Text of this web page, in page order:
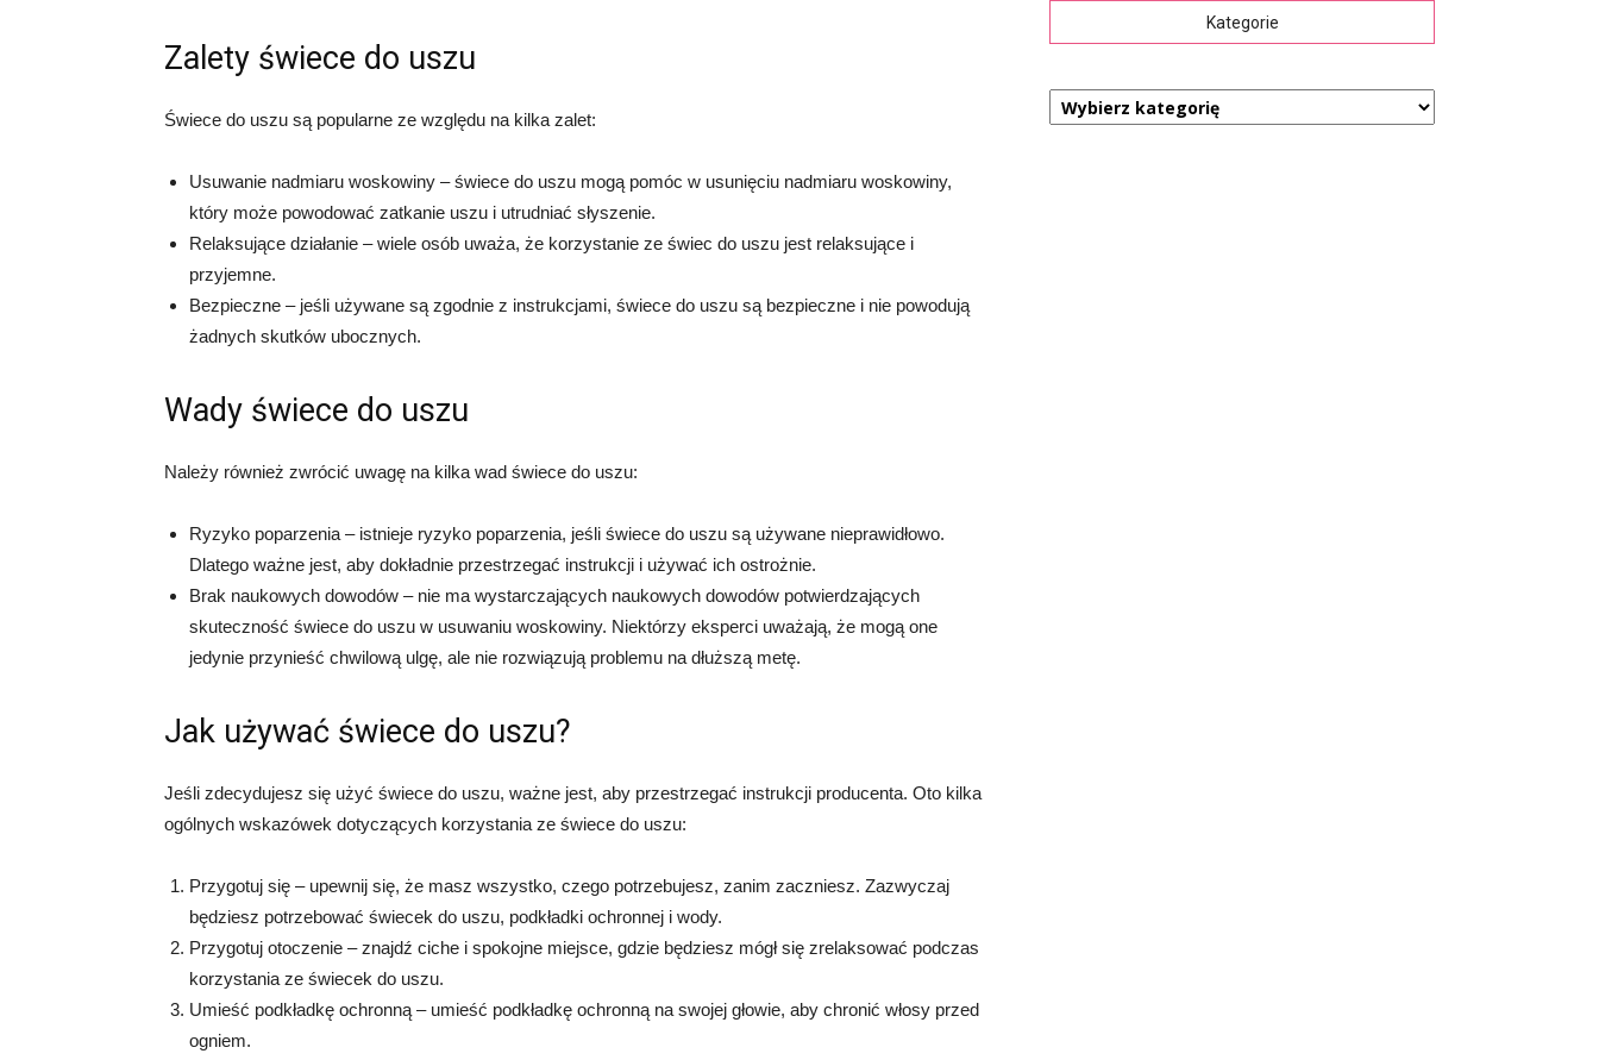
Zalety świece do uszu
Świece do uszu są popularne ze względu na kilka zalet:
Usuwanie nadmiaru woskowiny – świece do uszu mogą pomóc w usunięciu nadmiaru woskowiny,
który może powodować zatkanie uszu i utrudniać słyszenie.
Relaksujące działanie – wiele osób uważa, że korzystanie ze świec do uszu jest relaksujące i
przyjemne.
Bezpieczne – jeśli używane są zgodnie z instrukcjami, świece do uszu są bezpieczne i nie powodują
żadnych skutków ubocznych.
Wady świece do uszu
Należy również zwrócić uwagę na kilka wad świece do uszu:
Ryzyko poparzenia – istnieje ryzyko poparzenia, jeśli świece do uszu są używane nieprawidłowo.
Dlatego ważne jest, aby dokładnie przestrzegać instrukcji i używać ich ostrożnie.
Brak naukowych dowodów – nie ma wystarczających naukowych dowodów potwierdzających
skuteczność świece do uszu w usuwaniu woskowiny. Niektórzy eksperci uważają, że mogą one
jedynie przynieść chwilową ulgę, ale nie rozwiązują problemu na dłuższą metę.
Jak używać świece do uszu?
Jeśli zdecydujesz się użyć świece do uszu, ważne jest, aby przestrzegać instrukcji producenta. Oto kilka
ogólnych wskazówek dotyczących korzystania ze świece do uszu:
Przygotuj się – upewnij się, że masz wszystko, czego potrzebujesz, zanim zaczniesz. Zazwyczaj
będziesz potrzebować świecek do uszu, podkładki ochronnej i wody.
Przygotuj otoczenie – znajdź ciche i spokojne miejsce, gdzie będziesz mógł się zrelaksować podczas
korzystania ze świecek do uszu.
Umieść podkładkę ochronną – umieść podkładkę ochronną na swojej głowie, aby chronić włosy przed
ogniem.
Kategorie
Kategorie